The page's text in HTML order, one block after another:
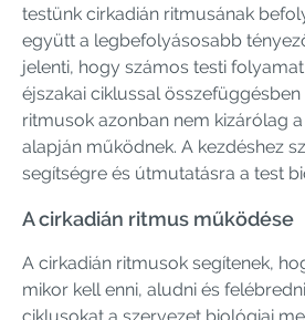
testünk cirkadián ritmusának
együtt a legbefolyásosabb
jelenti, hogy számos testi
éjszakai ciklussal
ritmusok azonban nem kizárólag
alapján működnek. A kezdéshez
segítségre és útmutatásra a test
A cirkadián ritmus működése
A cirkadián ritmusok segítenek,
mikor kell enni, aludni és